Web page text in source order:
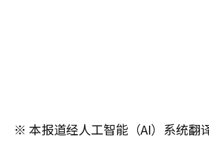
※ 本报道经人工智能（AI）系统翻